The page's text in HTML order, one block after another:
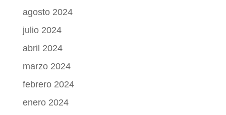
agosto 2024
julio 2024
abril 2024
marzo 2024
febrero 2024
enero 2024